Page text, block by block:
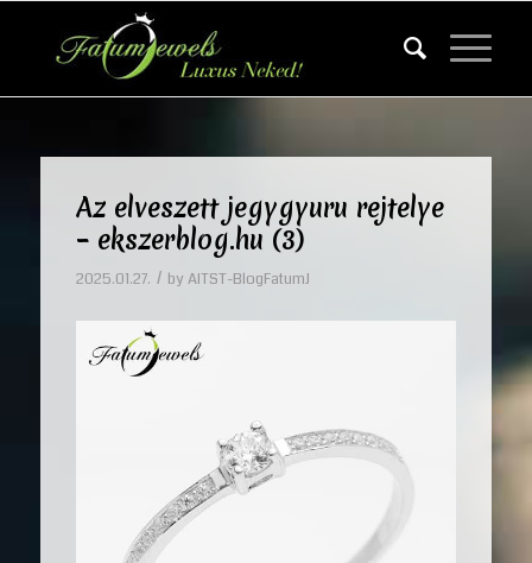
Az elveszett jegygyuru rejtelye
– ekszerblog.hu (3)
2025.01.27. / by AITST-BlogFatumJ